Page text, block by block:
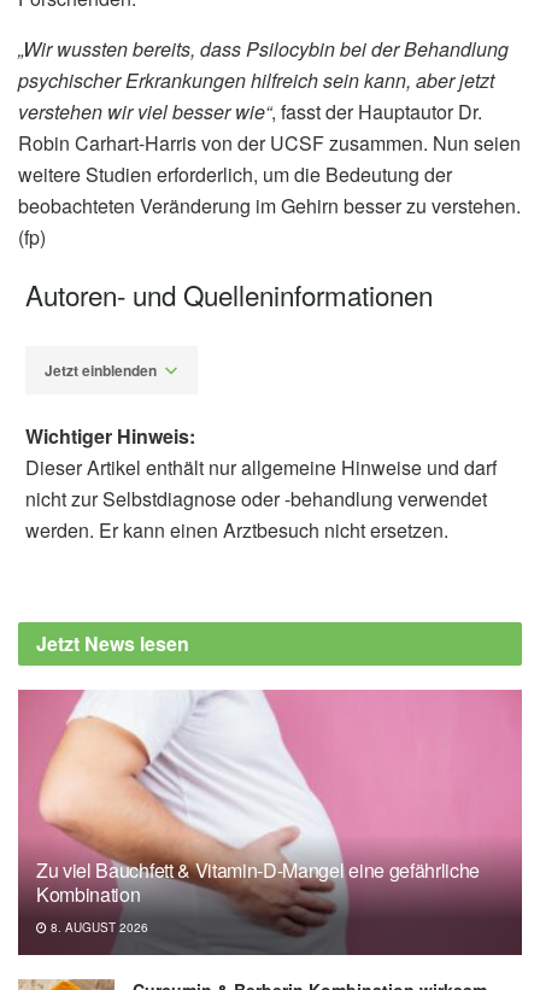
„Wir wussten bereits, dass Psilocybin bei der Behandlung
psychischer Erkrankungen hilfreich sein kann, aber jetzt
verstehen wir viel besser wie“, fasst der Hauptautor Dr.
Robin Carhart-Harris von der UCSF zusammen. Nun seien
weitere Studien erforderlich, um die Bedeutung der
beobachteten Veränderung im Gehirn besser zu verstehen.
(fp)
Autoren- und Quelleninformationen
Jetzt einblenden
dose of psilocybin changes the human brain
(veröffentlicht 05.05.2026),
T. Lyons, M. Spriggs, L. Kerkelä, F. E. Rosas,
L. Roseman, P. A. M. Mediano, C.
Timmermann, L. Oestreich, B. A. Pagni, R. J.
Zeifman, A. Hampshire, W. Trender, H. M.
Douglass, M. Girn, K. Godfrey, H. Kettner, F.
Sharif, L. Espasiano, A. Gazzaley, M. B. Wall,
D. Erritzoe, D. J. Nutt, R. L. Carhart-Harris:
Human brain changes after first psilocybin
use; in: Nature Communications
(veröffentlicht 05.05.2026),nature.com
Wichtiger Hinweis:
Dieser Artikel enthält nur allgemeine Hinweise und darf
nicht zur Selbstdiagnose oder -behandlung verwendet
werden. Er kann einen Arztbesuch nicht ersetzen.
Jetzt News lesen
Zu viel Bauchfett & Vitamin-D-Mangel eine gefährliche
Kombination
8. AUGUST 2026